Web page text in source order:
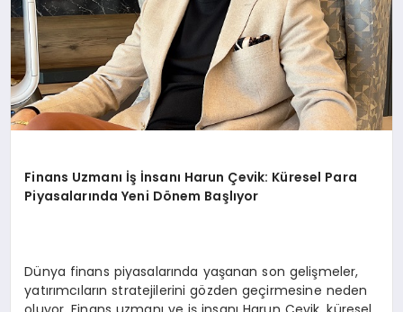
Finans Uzmanı İş İnsanı Harun Çevik: Küresel Para
Piyasalarında Yeni Dönem Başlıyor
Dünya finans piyasalarında yaşanan son gelişmeler,
yatırımcıların stratejilerini gözden geçirmesine neden